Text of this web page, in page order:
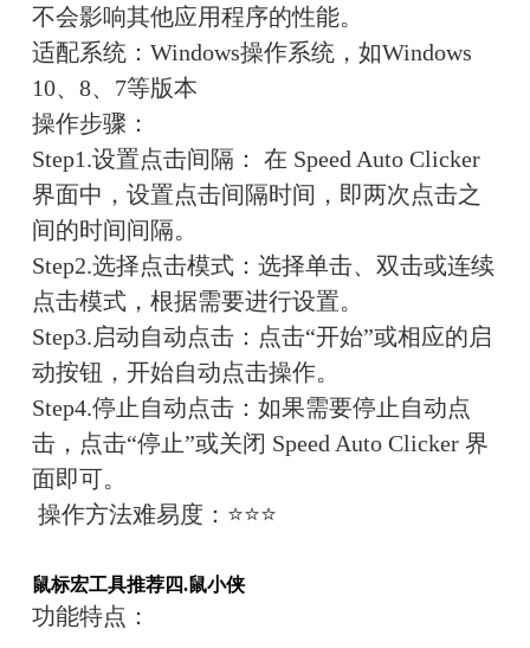
不会影响其他应用程序的性能。
适配系统： Windows操作系统，如Windows
10、8、7等版本
操作步骤：
Step1.设置点击间隔： 在 Speed Auto Clicker
界面中，设置点击间隔时间，即两次点击之
间的时间间隔。
Step2.选择点击模式：选择单击、双击或连续
点击模式，根据需要进行设置。
Step3.启动自动点击：点击“开始”或相应的启
动按钮，开始自动点击操作。
Step4.停止自动点击：如果需要停止自动点
击，点击“停止”或关闭 Speed Auto Clicker 界
面即可。
操作方法难易度： ⭐⭐⭐
鼠标宏工具推荐四.鼠小侠
功能特点：